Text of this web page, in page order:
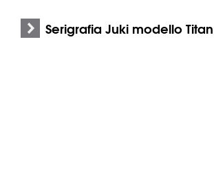
Serigrafia Juki modello Titan